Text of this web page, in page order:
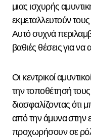
μιας ισχυρής
εκμεταλλευτούν
Αυτό συχνά
βαθιές θέσεις για
Οι κεντρικοί
την τοποθέτησή
διασφαλίζοντας
από την άμυνα στην
προχωρήσουν σε